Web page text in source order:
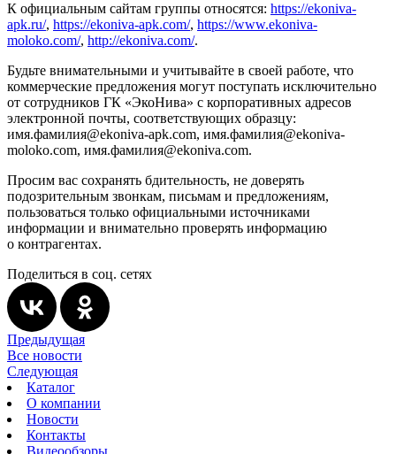
К официальным сайтам группы относятся: https://ekoniva-
apk.ru/, https://ekoniva-apk.com/, https://www.ekoniva-
moloko.com/, http://ekoniva.com/.
Будьте внимательными и учитывайте в своей работе, что
коммерческие предложения могут поступать исключительно
от сотрудников ГК «ЭкоНива» с корпоративных адресов
электронной почты, соответствующих образцу:
имя.фамилия@ekoniva-apk.com, имя.фамилия@ekoniva-
moloko.com, имя.фамилия@ekoniva.com.
Просим вас сохранять бдительность, не доверять
подозрительным звонкам, письмам и предложениям,
пользоваться только официальными источниками
информации и внимательно проверять информацию
о контрагентах.
Поделиться в соц. сетях
Предыдущая
Все новости
Следующая
Каталог
О компании
Новости
Контакты
Видеообзоры